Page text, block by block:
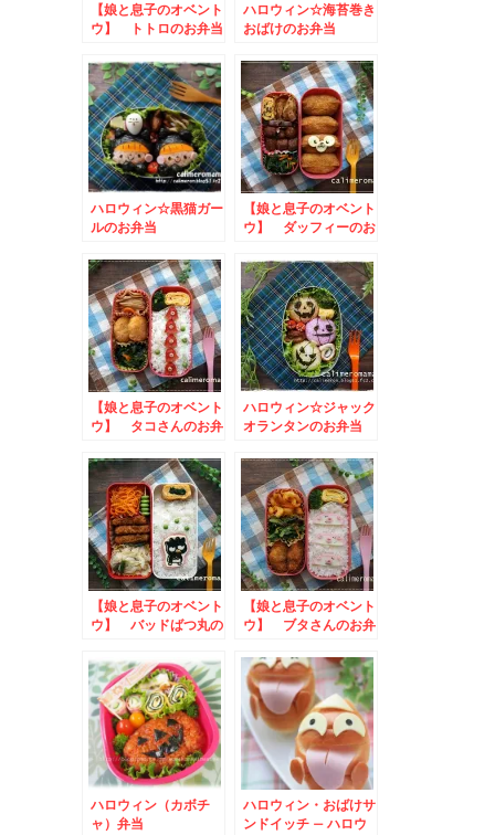
【娘と息子のオベント
ウ】 トトロのお弁当
ハロウィン☆海苔巻き
おばけのお弁当
ハロウィン☆黒猫ガー
ルのお弁当
【娘と息子のオベント
ウ】 ダッフィーのお
【娘と息子のオベント
ウ】 タコさんのお弁
ハロウィン☆ジャック
オランタンのお弁当
【娘と息子のオベント
ウ】 バッドばつ丸の
【娘と息子のオベント
ウ】 ブタさんのお弁
ハロウィン（カボチ
ャ）弁当
ハロウィン・おばけサ
ンドイッチ – ハロウ